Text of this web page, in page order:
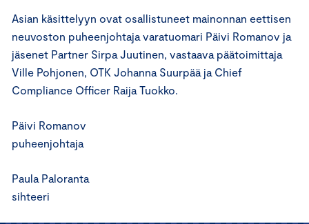
Asian käsittelyyn ovat osallistuneet mainonnan eettisen
neuvoston puheenjohtaja varatuomari Päivi Romanov ja
jäsenet Partner Sirpa Juutinen, vastaava päätoimittaja
Ville Pohjonen, OTK Johanna Suurpää ja Chief
Compliance Officer Raija Tuokko.
Päivi Romanov
puheenjohtaja
Paula Paloranta
sihteeri